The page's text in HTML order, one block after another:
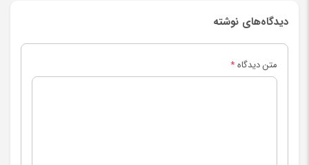
دیدگاه‌های نوشته
متن دیدگاه*